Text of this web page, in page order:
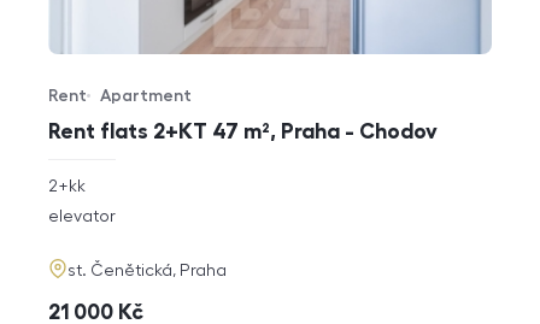
Rent flats 2+KT 47 m², Praha - Chodov
Offer type
Rent
Property type
Apartment
rozměry
disposition
2+kk
funkce
elevator
adresa
st. Čenětická, Praha
cena
21 000 Kč